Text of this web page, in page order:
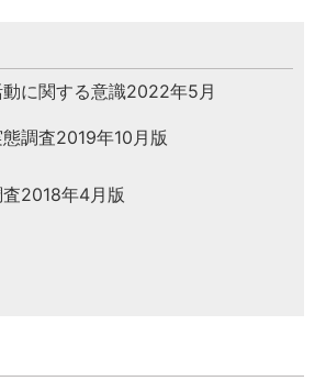
に関する意識2022年5月
調査2019年10月版
2018年4月版